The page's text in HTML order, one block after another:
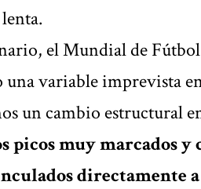
el Mundial de
variable imprevista
un cambio estructural
picos muy marcados
directamente